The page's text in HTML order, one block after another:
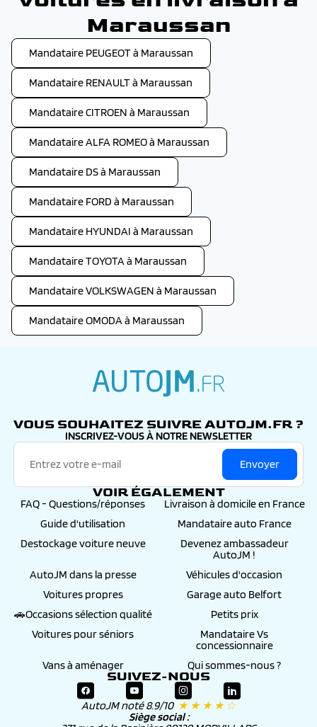
Maraussan
Mandataire PEUGEOT à Maraussan
Mandataire RENAULT à Maraussan
Mandataire CITROEN à Maraussan
Mandataire ALFA ROMEO à Maraussan
Mandataire DS à Maraussan
Mandataire FORD à Maraussan
Mandataire HYUNDAI à Maraussan
Mandataire TOYOTA à Maraussan
Mandataire VOLKSWAGEN à Maraussan
Mandataire OMODA à Maraussan
VOUS SOUHAITEZ SUIVRE AUTOJM.FR ?
INSCRIVEZ-VOUS À NOTRE NEWSLETTER
Envoyer
VOIR ÉGALEMENT
FAQ - Questions/réponses
Livraison à domicile en France
Guide d'utilisation
Mandataire auto France
Destockage voiture neuve
Devenez ambassadeur
AutoJM !
AutoJM dans la presse
Véhicules d'occasion
Voitures propres
Garage auto Belfort
🚗Occasions sélection qualité
Petits prix
Voitures pour séniors
Mandataire Vs
concessionnaire
Vans à aménager
Qui sommes-nous ?
SUIVEZ-NOUS
AutoJM noté 8.9/10 ★ ★ ★ ★ ☆
Siège social :